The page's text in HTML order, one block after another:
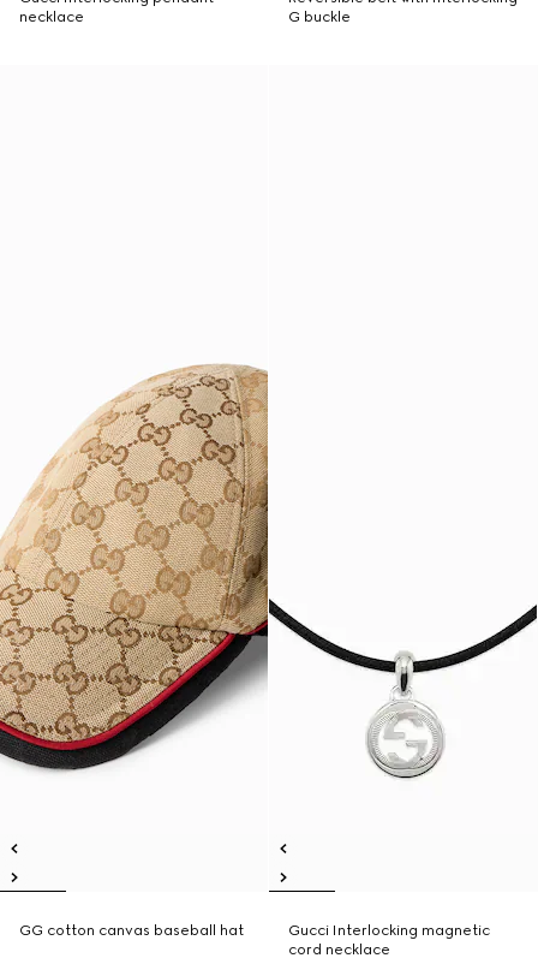
necklace
G buckle
GG cotton canvas baseball hat
Gucci Interlocking magnetic
cord necklace